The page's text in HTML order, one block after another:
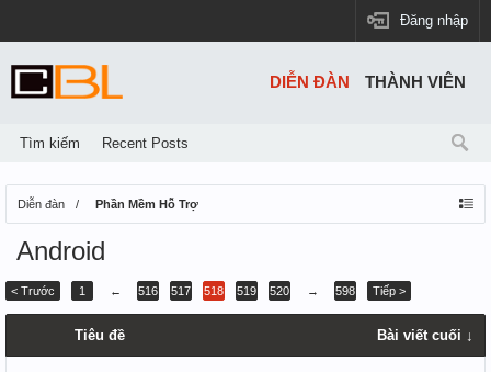
Đăng nhập
Diễn đàn Phần Mềm Hỗ Trợ
Android
< Trước 1 ← 516 517 518 519 520 → 598 Tiếp >
Tiêu đề Bài viết cuối ↓
DIỄN ĐÀN
Tìm kiếm Recent Posts
THÀNH VIÊN